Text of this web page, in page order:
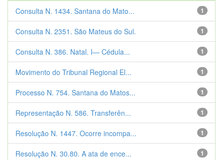
1
Consulta N. 1434. Santana do Mato...
1
Consulta N. 2351. São Mateus do Sul.
1
Consulta N. 386. Natal. I— Cédula...
1
Movimento do Tribunal Regional El...
1
Processo N. 754. Santana do Matos...
1
Representação N. 586. Transferên...
1
Resolução N. 1447. Ocorre incompa...
1
Resolução N. 30.80. A ata de ence...